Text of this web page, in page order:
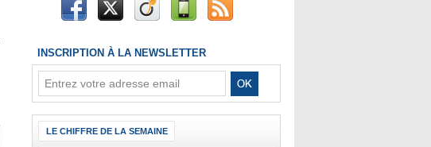
INSCRIPTION À LA NEWSLETTER
LE CHIFFRE DE LA SEMAINE